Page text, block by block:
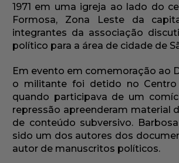
1971 em uma igreja ao lado do
Formosa, Zona Leste da
integrantes da associação
político para a área de cidade de
Em evento em comemoração ao
o militante foi detido no Centro
quando participava de um
repressão apreenderam material
de conteúdo subversivo.
sido um dos autores dos
autor de manuscritos políticos.